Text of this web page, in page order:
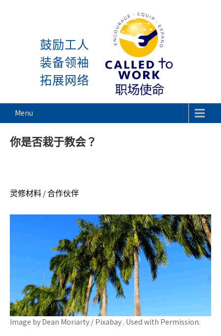
Called To Work
鼓励工人
装备领袖
拓展网络
Menu
你是否栽于教会？
灵修材料 / 合作伙伴
Image by Dean Moriarty / Pixabay . Used with Permission.